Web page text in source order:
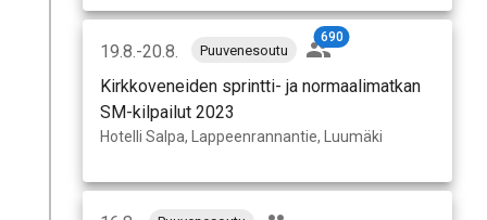
19.8.-20.8. Puuvenesoutu
690
Kirkkoveneiden sprintti- ja normaalimatkan
SM-kilpailut 2023
Hotelli Salpa, Lappeenrannantie, Luumäki